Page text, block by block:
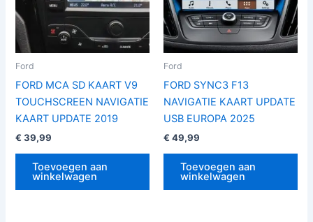
Ford
FORD MCA SD KAART V9
TOUCHSCREEN NAVIGATIE
KAART UPDATE 2019
€ 39,99
Toevoegen aan
winkelwagen
Ford
FORD SYNC3 F13
NAVIGATIE KAART UPDATE
USB EUROPA 2025
€ 49,99
Toevoegen aan
winkelwagen